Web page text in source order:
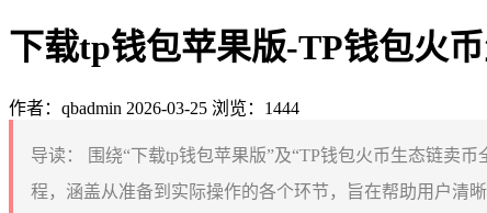
下载tp钱包苹果版-TP钱包火
作者：qbadmin 2026-03-25 浏览：1444
导读：
围绕“下载tp钱包苹果版”及“TP钱包火币生态链卖
程，涵盖从准备到实际操作的各个环节，旨在帮助用户清